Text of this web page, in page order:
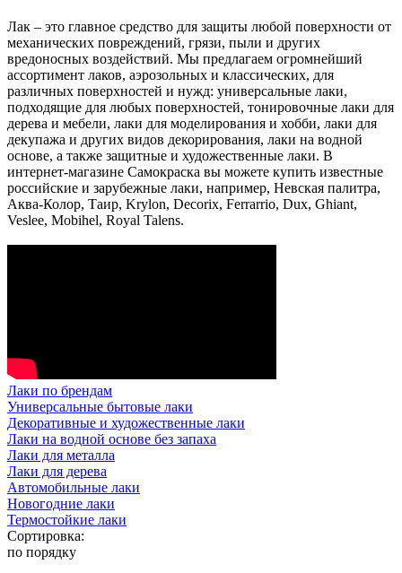
Лак – это главное средство для защиты любой поверхности от
механических повреждений, грязи, пыли и других
вредоносных воздействий. Мы предлагаем огромнейший
ассортимент лаков, аэрозольных и классических, для
различных поверхностей и нужд: универсальные лаки,
подходящие для любых поверхностей, тонировочные лаки для
дерева и мебели, лаки для моделирования и хобби, лаки для
декупажа и других видов декорирования, лаки на водной
основе, а также защитные и художественные лаки. В
интернет-магазине Самокраска вы можете купить известные
российские и зарубежные лаки, например, Невская палитра,
Аква-Колор, Таир, Krylon, Decorix, Ferrarrio, Dux, Ghiant,
Veslee, Mobihel, Royal Talens.
Лаки по брендам
Универсальные бытовые лаки
Декоративные и художественные лаки
Лаки на водной основе без запаха
Лаки для металла
Лаки для дерева
Автомобильные лаки
Новогодние лаки
Термостойкие лаки
Сортировка:
по порядку